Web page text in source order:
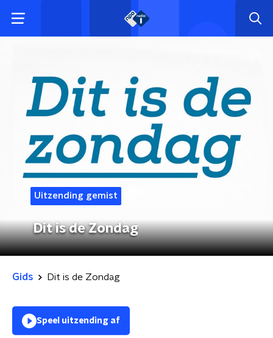
Uitzending gemist
Dit is de Zondag
Gids Dit is de Zondag
Speel uitzending af